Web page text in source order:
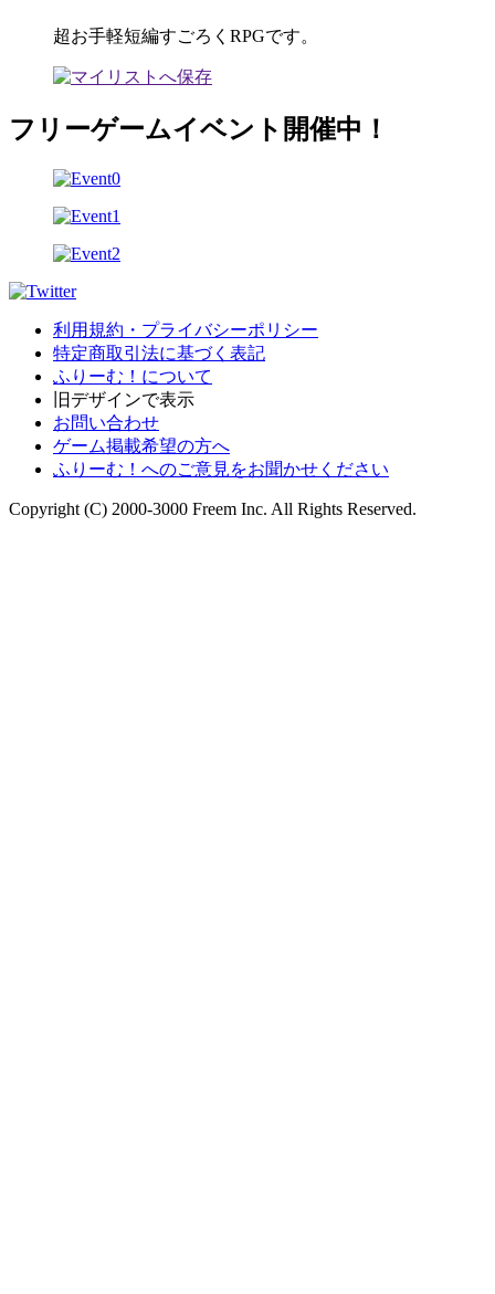
超お手軽短編すごろくRPGです。
フリーゲームイベント開催中！
利用規約・プライバシーポリシー
特定商取引法に基づく表記
ふりーむ！について
旧デザインで表示
お問い合わせ
ゲーム掲載希望の方へ
ふりーむ！へのご意見をお聞かせください
Copyright (C) 2000-3000 Freem Inc. All Rights Reserved.